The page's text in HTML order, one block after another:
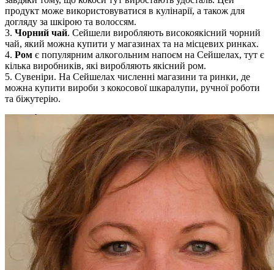
продукт може використовуватися в кулінарії, а також для
догляду за шкірою та волоссям.
3. Чорний чай. Сейшели виробляють високоякісний чорний
чай, який можна купити у магазинах та на місцевих ринках.
4. Ром є популярним алкогольним напоєм на Сейшелах, тут є
кілька виробників, які виробляють якісний ром.
5. Сувеніри. На Сейшелах численні магазини та ринки, де
можна купити вироби з кокосової шкаралупи, ручної роботи
та біжутерію.